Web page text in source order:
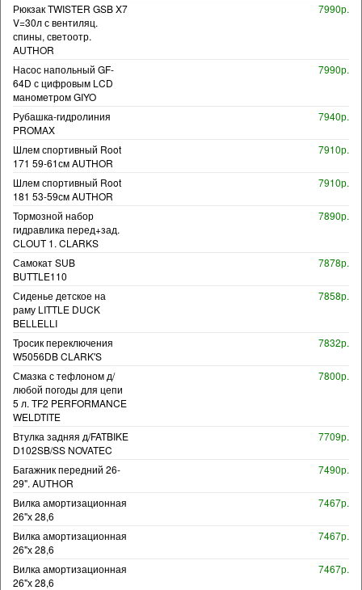
Рюкзак TWISTER GSB X7
V=30л с вентиляц.
спины, светоотр.
AUTHOR
7990р.
Насос напольный GF-
64D с цифровым LCD
манометром GIYO
7990р.
Рубашка-гидролиния
PROMAX
7940р.
Шлем спортивный Root
171 59-61см AUTHOR
7910р.
Шлем спортивный Root
181 53-59см AUTHOR
7910р.
Тормозной набор
гидравлика перед+зад.
CLOUT 1. CLARKS
7890р.
Самокат SUB
BUTTLE110
7878р.
Сиденье детское на
раму LITTLE DUCK
BELLELLI
7858р.
Тросик переключения
W5056DB CLARK'S
7832р.
Смазка с тефлоном д/
любой погоды для цепи
5 л. TF2 PERFORMANCE
WELDTITE
7800р.
Втулка задняя д/FATBIKE
D102SB/SS NOVATEC
7709р.
Багажник передний 26-
29". AUTHOR
7490р.
Вилка амортизационная
26"х 28,6
7467р.
Вилка амортизационная
26"х 28,6
7467р.
Вилка амортизационная
26"х 28,6
7467р.